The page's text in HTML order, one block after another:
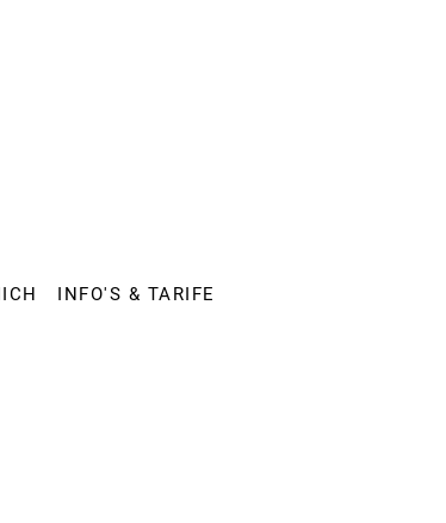
INFO'S & TARIFE